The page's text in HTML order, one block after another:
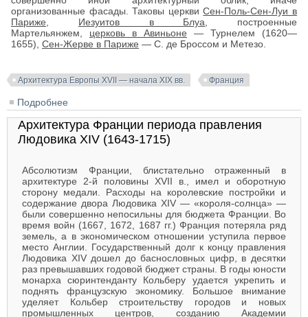
организованные фасады. Таковы церквиСен-Поль-Сен-Луи в
Париже
Иезуитов в Блуа , построенные
Мартельянжем, церковь в Авиньоне — Турнелем (1620—
1655), Сен-Жерве в Париже — С. де Броссом и Метезо.
Архитектура Европы XVII — начала XIX вв. Франция
Подробнее
первой половины XVII в.
Архитектура Франции периода правления
Людовика XIV (1643-1715)
Абсолютизм Франции, блистательно отраженный в
архитектуре 2-й половины XVII в., имел и оборотную
сторону медали. Расходы на королевские постройки и
содержание двора Людовика XIV — «короля-солнца» —
были совершенно непосильны для бюджета Франции. Во
время войн (1667, 1672, 1687 гг.) Франция потеряла ряд
земель, а в экономическом отношении уступила первое
место Англии. Государственный долг к концу правления
Людовика XIV дошел до баснословных цифр, в десятки
раз превышавших годовой бюджет страны. В годы юности
монарха сюринтенданту Кольберу удается укрепить и
поднять французскую экономику. Большое внимание
уделяет Кольбер строительству городов и новых
промышленных центров, созданию Академии